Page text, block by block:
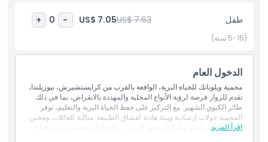
محمية ويلوبانك للحياة البرية خيار ممتاز لأي شخص مهتم بتجربة الحياة
البرية في نيوزيلندا في بيئة طبيعية وهادئة. مع التركيز على الأنواع المهددة
بالحفظ والحياة البرية، توفر المحمية يومًا ممتعًا ومفيدًا للعائلات ومحبي
الحياة البرية وزوار من جميع الأعمار.
أبرز المعالم
طفل US$ 7.63
US$ 7.05
-
0
+
(5-15 سنة)
الدخول العام
محمية ويلوبانك للحياة البرية، الواقعة بالقرب من كرايستشيرش، نيوزيلندا،
تقدم للزوار فرصة لرؤية الأنواع المحلية والمهددة بالانقراض، بما في ذلك
طائر الكيوي الشهير. مع التركيز على حفظ الحياة البرية والتعليم، توفر
المحمية جولات إرشادية وبيئة هادئة لعشاق الطبيعة. مثالية للعائلات ومحبي
الحياة البرية، تُعتبر ويلوبانك وجهة لا بد من زيارتها لأي شخص مهتم بحياة
اقرأ المزيد